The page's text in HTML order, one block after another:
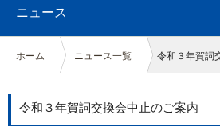
ニュース
ホーム ニュース一覧 令和３年賀詞
令和３年賀詞交換会中止のご案内